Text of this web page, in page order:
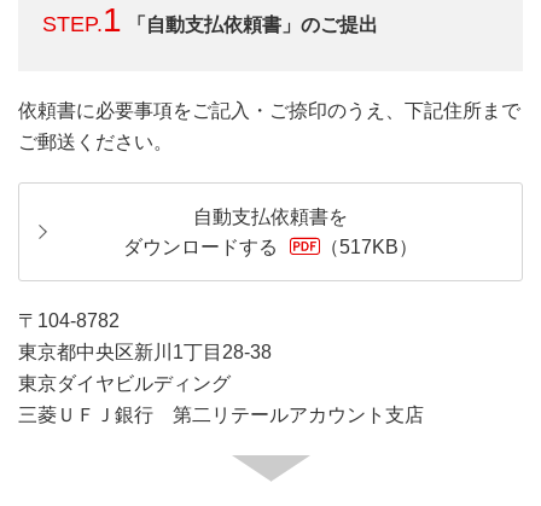
STEP.1 「自動支払依頼書」のご提出
依頼書に必要事項をご記入・ご捺印のうえ、下記住所まで
ご郵送ください。
自動支払依頼書を
ダウンロードする
（517KB）
〒104-8782
東京都中央区新川1丁目28-38
東京ダイヤビルディング
三菱ＵＦＪ銀行 第二リテールアカウント支店